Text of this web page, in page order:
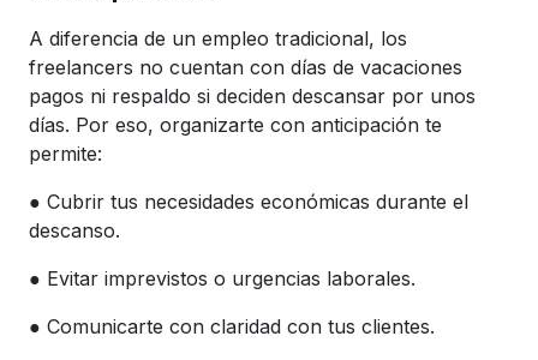
A diferencia de un empleo tradicional, los
freelancers no cuentan con días de vacaciones
pagos ni respaldo si deciden descansar por unos
días. Por eso, organizarte con anticipación te
permite:
● Cubrir tus necesidades económicas durante el
descanso.
● Evitar imprevistos o urgencias laborales.
● Comunicarte con claridad con tus clientes.